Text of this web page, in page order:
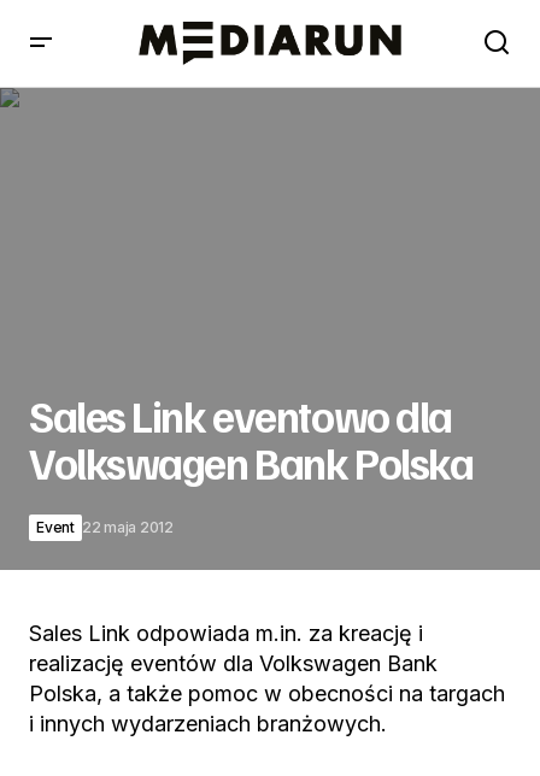
Sales Link eventowo dla
Volkswagen Bank Polska
Event 22 maja 2012
Sales Link odpowiada m.in. za kreację i
realizację eventów dla Volkswagen Bank
Polska, a także pomoc w obecności na targach
i innych wydarzeniach branżowych.